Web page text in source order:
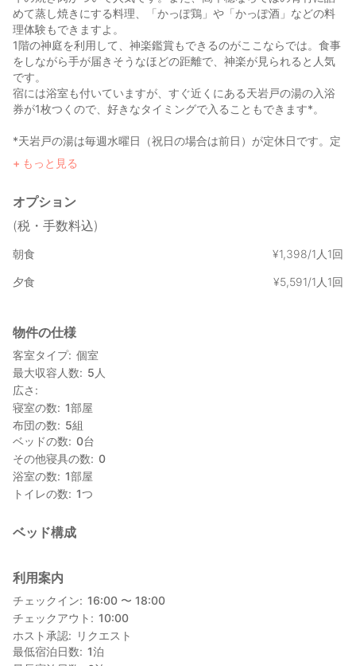
めて蒸し焼きにする料理、「かっぽ鶏」や「かっぽ酒」などの料
理体験もできますよ。
1階の神庭を利用して、神楽鑑賞もできるのがここならでは。食事
をしながら手が届きそうなほどの距離で、神楽が見られると人気
です。
宿には浴室も付いていますが、すぐ近くにある天岩戸の湯の入浴
券が1枚つくので、好きなタイミングで入ることもできます*。
*天岩戸の湯は毎週水曜日（祝日の場合は前日）が定休日です。定
休日や臨時休館の際には入浴券はご利用いただけませんので何卒
ご了承ください。
もっと見る
オプション
(税・手数料込)
朝食 ¥1,398/1人1回
夕食 ¥5,591/1人1回
物件の仕様
客室タイプ 個室
最大収容人数
5 人
広さ
寝室の数
1部屋
布団の数
5組
ベッドの数
0台
その他寝具の数
0
浴室の数
1部屋
トイレの数
1つ
ベッド構成
利用案内
チェックイン
16:00 〜 18:00
チェックアウト
10:00
ホスト承認
リクエスト
最低宿泊日数
1泊